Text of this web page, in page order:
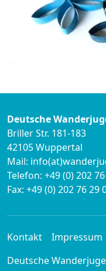
zurück
Deutsche
Briller Str. 181-183
42105 Wuppertal
Mail:
Telefon: +49 (0) 202
Fax: +49 (0) 202 76 29
Kontakt Impressum
Deutsche